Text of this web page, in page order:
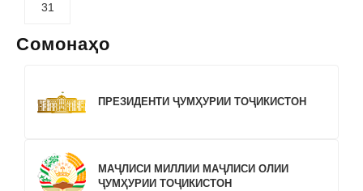
31
Сомонаҳо
ПРЕЗИДЕНТИ ҶУМҲУРИИ ТОҶИКИСТОН
МАҶЛИСИ МИЛЛИИ МАҶЛИСИ ОЛИИ
ҶУМҲУРИИ ТОҶИКИСТОН